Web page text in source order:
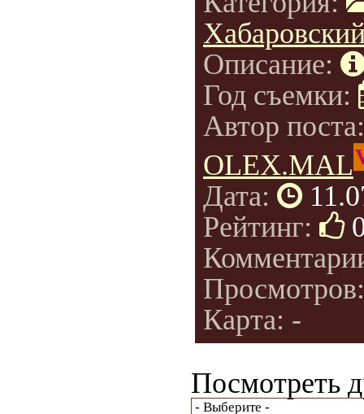
Описание:
Год съемки:
Автор
OLEX.MAL
Дата:
Рейтинг:
Карта: -
Посмотреть